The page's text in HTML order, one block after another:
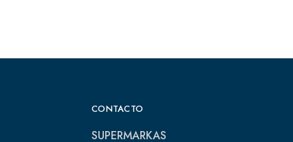
CONTACTO
SUPERMARKAS